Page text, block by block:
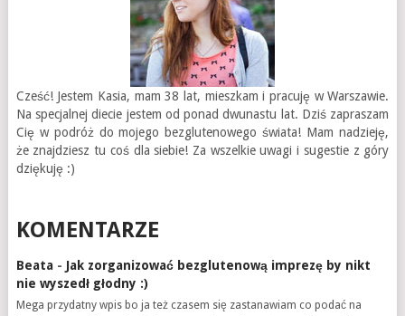
Cześć! Jestem Kasia, mam 38 lat, mieszkam i pracuję w Warszawie.
Na specjalnej diecie jestem od ponad dwunastu lat. Dziś zapraszam
Cię w podróż do mojego bezglutenowego świata! Mam nadzieję,
że znajdziesz tu coś dla siebie! Za wszelkie uwagi i sugestie z góry
dziękuję :)
KOMENTARZE
Beata- Jak zorganizować bezglutenową imprezę by nikt
nie wyszedł głodny :)
Mega przydatny wpis bo ja też czasem się zastanawiam co podać na